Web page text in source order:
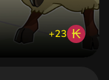
+23 ₭